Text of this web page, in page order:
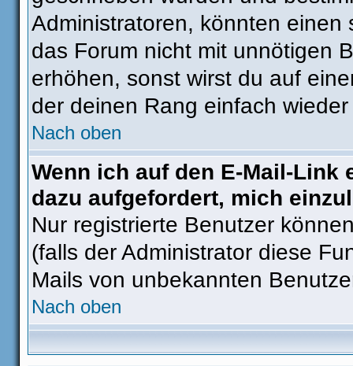
Administratoren, könnten
das Forum nicht mit unnötigen
erhöhen, sonst wirst du auf
der deinen Rang einfach
Nach oben
Wenn ich auf den E-Mail-
dazu aufgefordert, mich
Nur registrierte Benutzer
(falls der Administrator diese
Mails von unbekannten
Nach oben